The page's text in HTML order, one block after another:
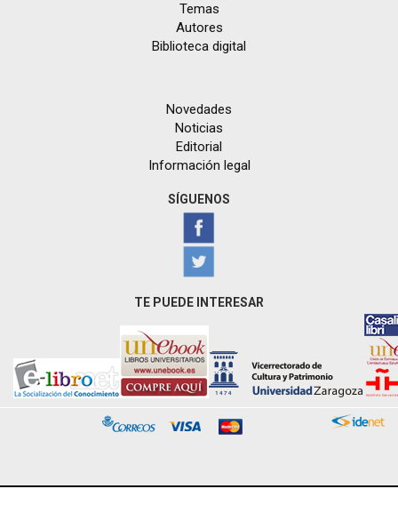
Temas
Autores
Biblioteca digital
Novedades
Noticias
Editorial
Información legal
SÍGUENOS
TE PUEDE INTERESAR